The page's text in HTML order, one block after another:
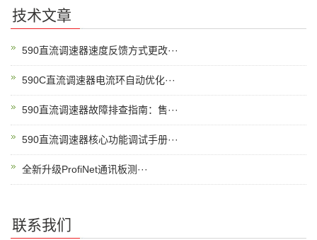
技术文章
590直流调速器速度反馈方式更改···
590C直流调速器电流环自动优化···
590直流调速器故障排查指南：售···
590直流调速器核心功能调试手册···
全新升级ProfiNet通讯板测···
联系我们